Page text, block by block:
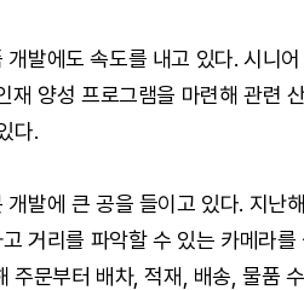
발에도 속도를 내고 있다. 시니
재 양성 프로그램을 마련해 관련
다.
개발에 큰 공을 들이고 있다. 지난
거리를 파악할 수 있는 카메라
주문부터 배차, 적재, 배송, 물품